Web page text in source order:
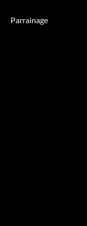
Parrainage